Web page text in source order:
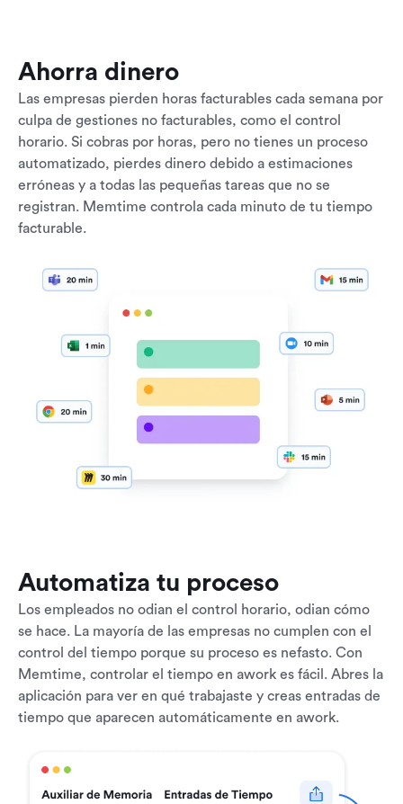
Ahorra dinero
Las empresas pierden horas facturables cada semana por
culpa de gestiones no facturables, como el control
horario. Si cobras por horas, pero no tienes un proceso
automatizado, pierdes dinero debido a estimaciones
erróneas y a todas las pequeñas tareas que no se
registran. Memtime controla cada minuto de tu tiempo
facturable.
Automatiza tu proceso
Los empleados no odian el control horario, odian cómo
se hace. La mayoría de las empresas no cumplen con el
control del tiempo porque su proceso es nefasto. Con
Memtime, controlar el tiempo en awork es fácil. Abres la
aplicación para ver en qué trabajaste y creas entradas de
tiempo que aparecen automáticamente en awork.